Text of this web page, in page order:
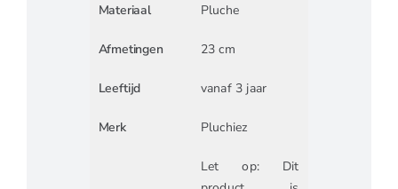
Materiaal Pluche
Afmetingen 23 cm
Leeftijd vanaf 3 jaar
Merk Pluchiez
Let op: Dit